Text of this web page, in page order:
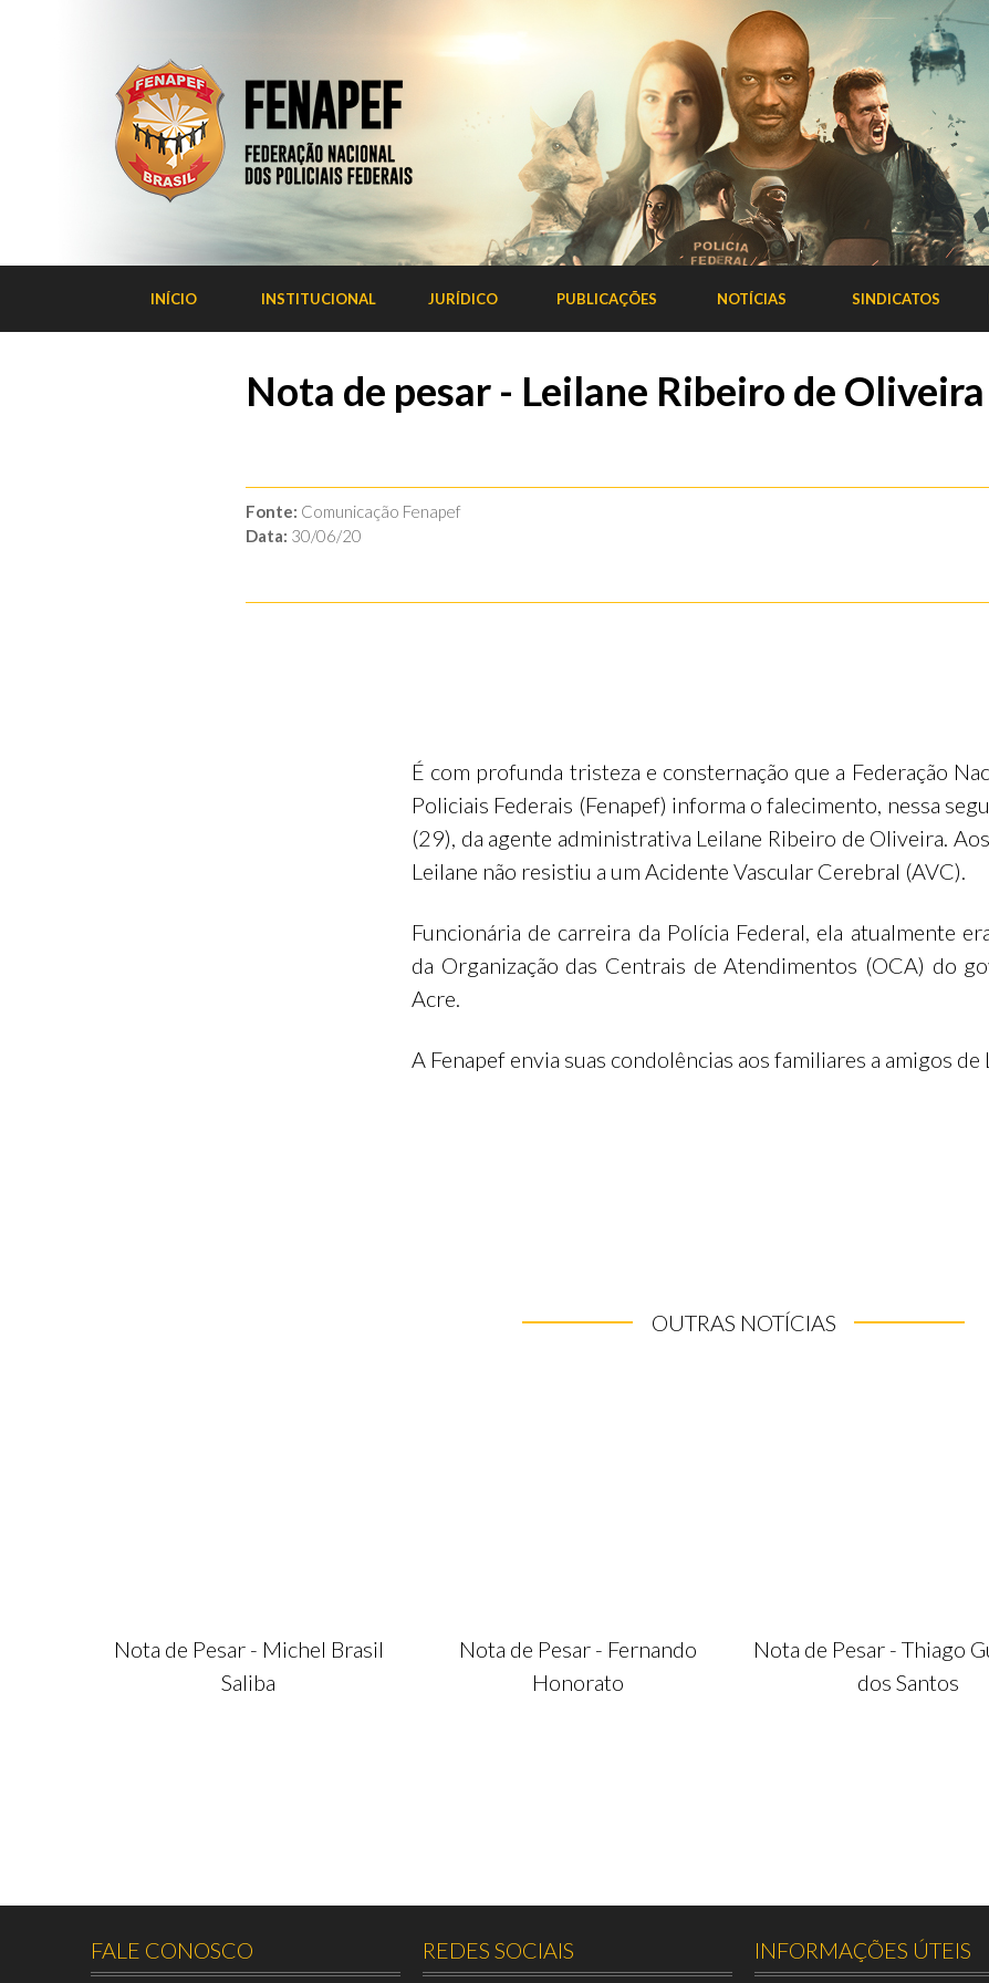
INÍCIO INSTITUCIONAL JURÍDICO PUBLICAÇÕES NOTÍCIAS SINDICATOS
Nota de pesar - Leilane Ribeiro de Oliveira
Fonte: Comunicação Fenapef
Data: 30/06/20
É com profunda tristeza e consternação que a Federação
Policiais Federais (Fenapef) informa o falecimento, nessa
(29), da agente administrativa Leilane Ribeiro de Oliveira.
Leilane não resistiu a um Acidente Vascular Cerebral (AVC).
Funcionária de carreira da Polícia Federal, ela atualmente
da Organização das Centrais de Atendimentos (OCA) do
Acre.
A Fenapef envia suas condolências aos familiares a amigos de
OUTRAS NOTÍCIAS
Nota de Pesar - Michel Brasil
Saliba
Nota de Pesar - Fernando
Honorato
Nota de Pesar - Thiago
dos Santos
FALE CONOSCO REDES SOCIAIS INFORMAÇÕES ÚTEIS